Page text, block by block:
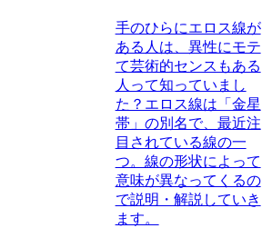
手のひらにエロス線が
ある人は、異性にモテ
て芸術的センスもある
人って知っていまし
た？エロス線は「金星
帯」の別名で、最近注
目されている線の一
つ。線の形状によって
意味が異なってくるの
で説明・解説していき
ます。